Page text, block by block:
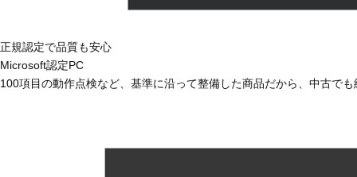
正規認定で品質も安心
Microsoft認定PC
100項目の動作点検など、基準に沿って整備した商品だから、中古で